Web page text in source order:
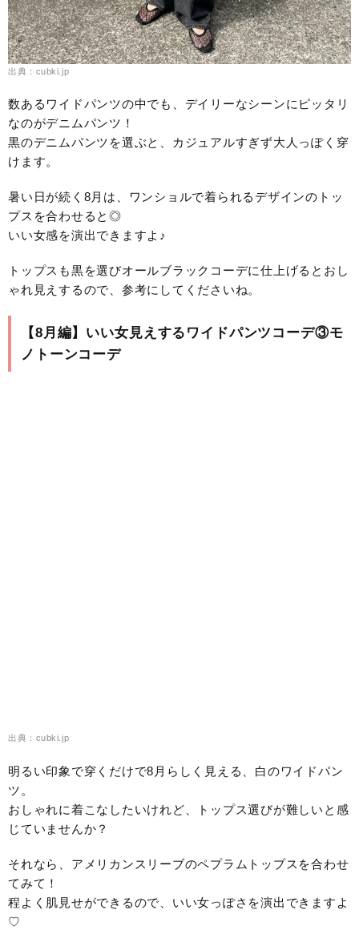
出典：cubki.jp
数あるワイドパンツの中でも、デイリーなシーンにピッタリ
なのがデニムパンツ！
黒のデニムパンツを選ぶと、カジュアルすぎず大人っぽく穿
けます。
暑い日が続く8月は、ワンショルで着られるデザインのトッ
プスを合わせると◎
いい女感を演出できますよ♪
トップスも黒を選びオールブラックコーデに仕上げるとおし
ゃれ見えするので、参考にしてくださいね。
【8月編】いい女見えするワイドパンツコーデ③モ
ノトーンコーデ
出典：cubki.jp
明るい印象で穿くだけで8月らしく見える、白のワイドパン
ツ。
おしゃれに着こなしたいけれど、トップス選びが難しいと感
じていませんか？
それなら、アメリカンスリーブのペプラムトップスを合わせ
てみて！
程よく肌見せができるので、いい女っぽさを演出できますよ
♡